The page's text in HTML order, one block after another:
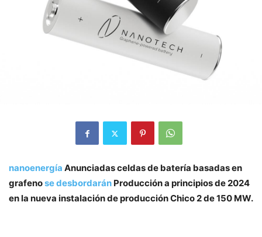
nanoenergía Anunciadas celdas de batería basadas en
grafenose desbordarán Producción a principios de 2024
en la nueva instalación de producción Chico 2 de 150 MW.